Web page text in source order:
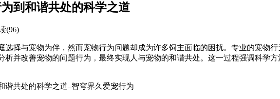
到和谐共处的科学之道
(96)
选择与宠物为伴，然而宠物行为问题却成为许多饲主面临的困扰。专业的宠物
析并改善宠物的问题行为，最终实现人与宠物的和谐共处。这一过程强调科学